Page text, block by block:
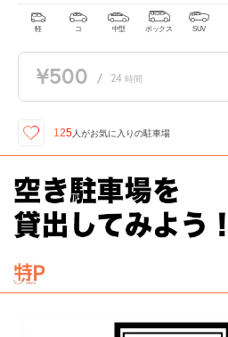
軽 コ 中型 ボックス SUV
¥500 / 24 時間
125人がお気に入りの駐車場